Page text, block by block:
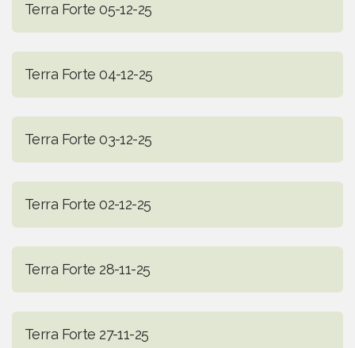
Terra Forte 05-12-25
Terra Forte 04-12-25
Terra Forte 03-12-25
Terra Forte 02-12-25
Terra Forte 28-11-25
Terra Forte 27-11-25